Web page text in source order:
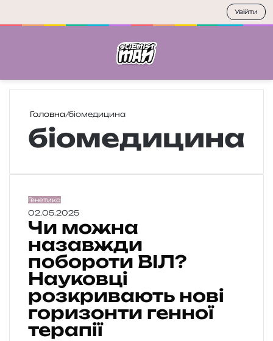
Головна/біомедицина
біомедицина
Ч
и
м
ж
н
а
а
з
а
Генетика
02.05.2025
Чи можна
назавжди
побороти ВІЛ?
Науковці
розкривають нові
горизонти генної
терапії
Увійти